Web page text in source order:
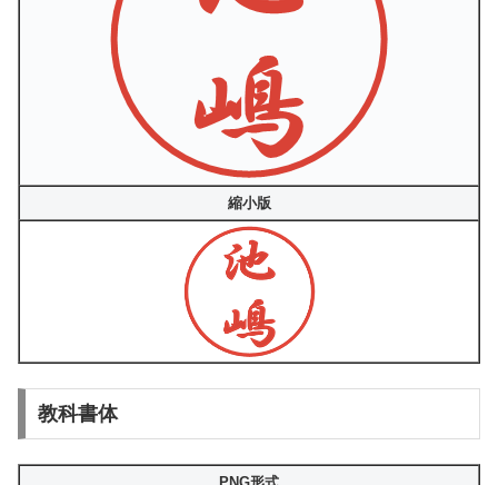
縮小版
教科書体